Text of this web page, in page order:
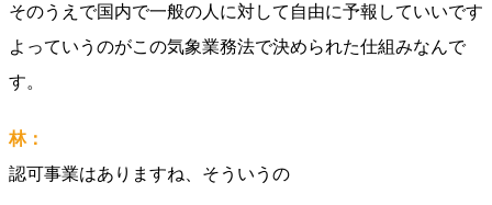
そのうえで国内で一般の人に対して自由に予報していいです
よっていうのがこの気象業務法で決められた仕組みなんで
す。
林：
認可事業はありますね、そういうの